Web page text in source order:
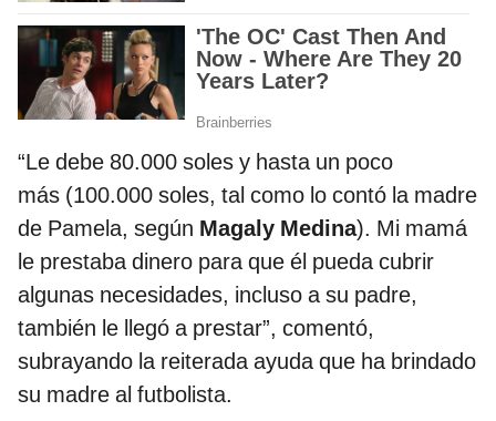
“Le debe 80.000 soles y hasta un poco
más (100.000 soles, tal como lo contó la madre
de Pamela, según Magaly Medina). Mi mamá
le prestaba dinero para que él pueda cubrir
algunas necesidades, incluso a su padre,
también le llegó a prestar”, comentó,
subrayando la reiterada ayuda que ha brindado
su madre al futbolista.